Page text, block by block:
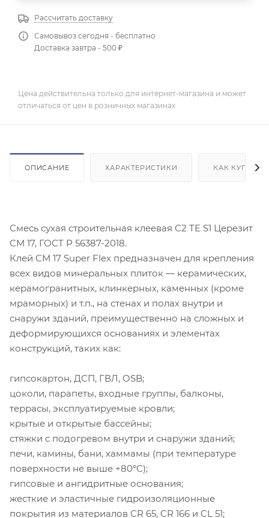
Рассчитать доставку
Самовывоз сегодня - бесплатно
Доставка завтра - 500 ₽
Цена действительна только для интернет-магазина и может
отличаться от цен в розничных магазинах
ОПИСАНИЕ ХАРАКТЕРИСТИКИ КАК КУПИТЬ
Смесь сухая строительная клеевая С2 ТE S1 Церезит
CM 17, ГОСТ Р 56387-2018.
Клей СМ 17 Super Flex предназначен для крепления
всех видов минеральных плиток — керамических,
керамогранитных, клинкерных, каменных (кроме
мраморных) и т.п., на стенах и полах внутри и
снаружи зданий, преимущественно на сложных и
деформирующихся основаниях и элементах
конструкций, таких как:
гипсокартон, ДСП, ГВЛ, OSB;
цоколи, парапеты, входные группы, балконы,
террасы, эксплуатируемые кровли;
крытые и открытые бассейны;
стяжки с подогревом внутри и снаружи зданий;
печи, камины, бани, хаммамы (при температуре
поверхности не выше +80°C);
гипсовые и ангидритные основания;
жесткие и эластичные гидроизоляционные
покрытия из материалов CR 65, CR 166 и CL 51;